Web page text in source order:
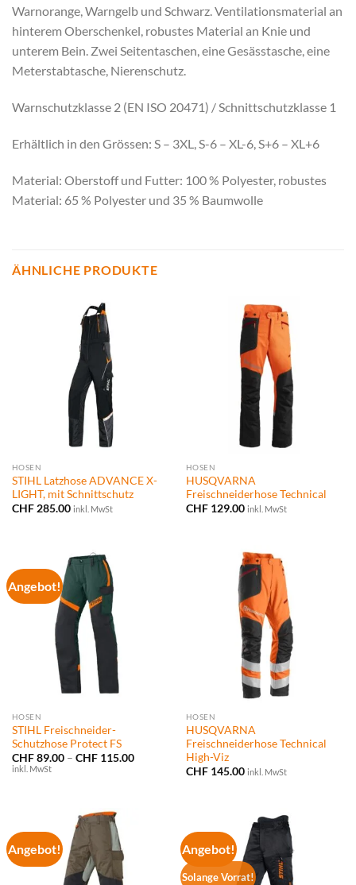
Warnorange, Warngelb und Schwarz. Ventilationsmaterial an
hinterem Oberschenkel, robustes Material an Knie und
unterem Bein. Zwei Seitentaschen, eine Gesässtasche, eine
Meterstabtasche, Nierenschutz.
Warnschutzklasse 2 (EN ISO 20471) / Schnittschutzklasse 1
Erhältlich in den Grössen: S – 3XL, S-6 – XL-6, S+6 – XL+6
Material: Oberstoff und Futter: 100 % Polyester, robustes
Material: 65 % Polyester und 35 % Baumwolle
ÄHNLICHE PRODUKTE
HOSEN
STIHL Latzhose ADVANCE X-
LIGHT, mit Schnittschutz
CHF285.00 inkl. MwSt
HOSEN
HUSQVARNA
Freischneiderhose Technical
CHF129.00 inkl. MwSt
Angebot!
HOSEN
STIHL Freischneider-
Schutzhose Protect FS
CHF89.00 – CHF115.00Preisspanne:
CHF 89.00
inkl. MwSt
HOSEN
HUSQVARNA
Freischneiderhose Technical
High-Viz
CHF145.00 inkl. MwSt
Angebot! Angebot!
Solange Vorrat!